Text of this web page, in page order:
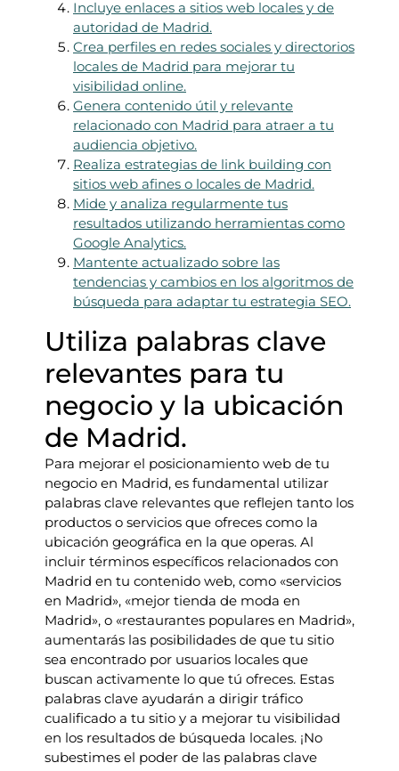
Incluye enlaces a sitios web locales y de
autoridad de Madrid.
Crea perfiles en redes sociales y directorios
locales de Madrid para mejorar tu
visibilidad online.
Genera contenido útil y relevante
relacionado con Madrid para atraer a tu
audiencia objetivo.
Realiza estrategias de link building con
sitios web afines o locales de Madrid.
Mide y analiza regularmente tus
resultados utilizando herramientas como
Google Analytics.
Mantente actualizado sobre las
tendencias y cambios en los algoritmos de
búsqueda para adaptar tu estrategia SEO.
Utiliza palabras clave
relevantes para tu
negocio y la ubicación
de Madrid.
Para mejorar el posicionamiento web de tu
negocio en Madrid, es fundamental utilizar
palabras clave relevantes que reflejen tanto los
productos o servicios que ofreces como la
ubicación geográfica en la que operas. Al
incluir términos específicos relacionados con
Madrid en tu contenido web, como «servicios
en Madrid», «mejor tienda de moda en
Madrid», o «restaurantes populares en Madrid»,
aumentarás las posibilidades de que tu sitio
sea encontrado por usuarios locales que
buscan activamente lo que tú ofreces. Estas
palabras clave ayudarán a dirigir tráfico
cualificado a tu sitio y a mejorar tu visibilidad
en los resultados de búsqueda locales. ¡No
subestimes el poder de las palabras clave